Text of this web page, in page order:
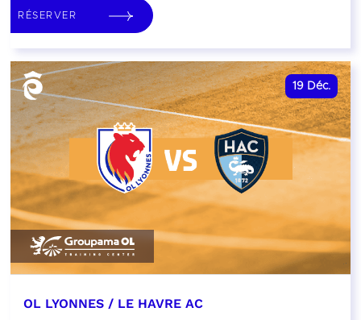
RÉSERVER
19 Déc.
OL LYONNES / LE HAVRE AC